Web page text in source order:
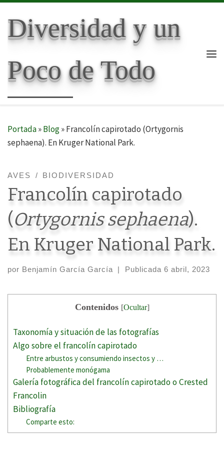
Diversidad y un
Poco de Todo
Portada»Blog»Francolín capirotado (Ortygornis
sephaena). En Kruger National Park.
AVES BIODIVERSIDAD
Francolín capirotado
(Ortygornis sephaena).
En Kruger National Park.
por Benjamín García García | Publicada 6 abril, 2023
Contenidos [Ocultar]
Taxonomía y situación de las fotografías
Algo sobre el francolín capirotado
Entre arbustos y consumiendo insectos y …
Probablemente monógama
Galería fotográfica del francolín capirotado o Crested
Francolin
Bibliografía
Comparte esto: